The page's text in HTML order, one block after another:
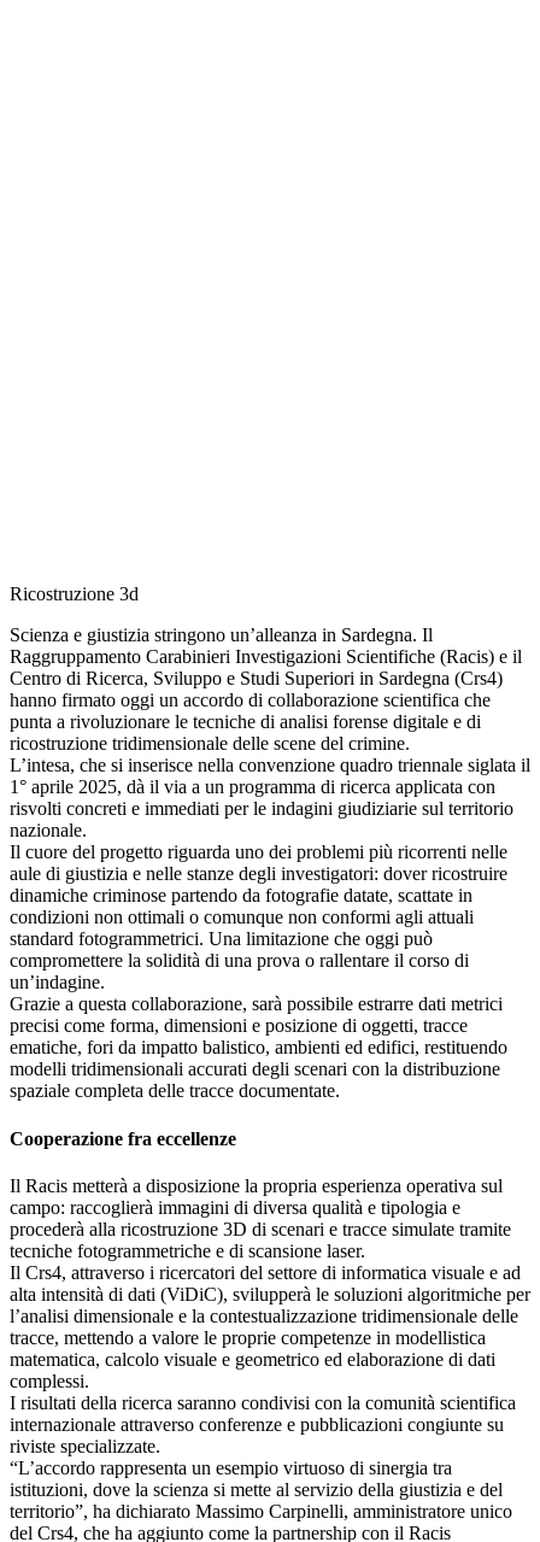
Ricostruzione 3d
Scienza e giustizia stringono un’alleanza in Sardegna. Il
Raggruppamento Carabinieri Investigazioni Scientifiche (Racis) e il
Centro di Ricerca, Sviluppo e Studi Superiori in Sardegna (Crs4)
hanno firmato oggi un accordo di collaborazione scientifica che
punta a rivoluzionare le tecniche di analisi forense digitale e di
ricostruzione tridimensionale delle scene del crimine.
L’intesa, che si inserisce nella convenzione quadro triennale siglata il
1° aprile 2025, dà il via a un programma di ricerca applicata con
risvolti concreti e immediati per le indagini giudiziarie sul territorio
nazionale.
Il cuore del progetto riguarda uno dei problemi più ricorrenti nelle
aule di giustizia e nelle stanze degli investigatori: dover ricostruire
dinamiche criminose partendo da fotografie datate, scattate in
condizioni non ottimali o comunque non conformi agli attuali
standard fotogrammetrici. Una limitazione che oggi può
compromettere la solidità di una prova o rallentare il corso di
un’indagine.
Grazie a questa collaborazione, sarà possibile estrarre dati metrici
precisi come forma, dimensioni e posizione di oggetti, tracce
ematiche, fori da impatto balistico, ambienti ed edifici, restituendo
modelli tridimensionali accurati degli scenari con la distribuzione
spaziale completa delle tracce documentate.
Cooperazione fra eccellenze
Il Racis metterà a disposizione la propria esperienza operativa sul
campo: raccoglierà immagini di diversa qualità e tipologia e
procederà alla ricostruzione 3D di scenari e tracce simulate tramite
tecniche fotogrammetriche e di scansione laser.
Il Crs4, attraverso i ricercatori del settore di informatica visuale e ad
alta intensità di dati (ViDiC), svilupperà le soluzioni algoritmiche per
l’analisi dimensionale e la contestualizzazione tridimensionale delle
tracce, mettendo a valore le proprie competenze in modellistica
matematica, calcolo visuale e geometrico ed elaborazione di dati
complessi.
I risultati della ricerca saranno condivisi con la comunità scientifica
internazionale attraverso conferenze e pubblicazioni congiunte su
riviste specializzate.
“L’accordo rappresenta un esempio virtuoso di sinergia tra
istituzioni, dove la scienza si mette al servizio della giustizia e del
territorio”, ha dichiarato Massimo Carpinelli, amministratore unico
del Crs4, che ha aggiunto come la partnership con il Racis